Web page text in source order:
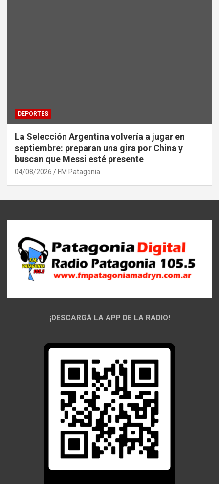
DEPORTES
La Selección Argentina volvería a jugar en
septiembre: preparan una gira por China y
buscan que Messi esté presente
04/08/2026 FM Patagonia
¡DESCARGÁ LA APP DE LA RADIO!